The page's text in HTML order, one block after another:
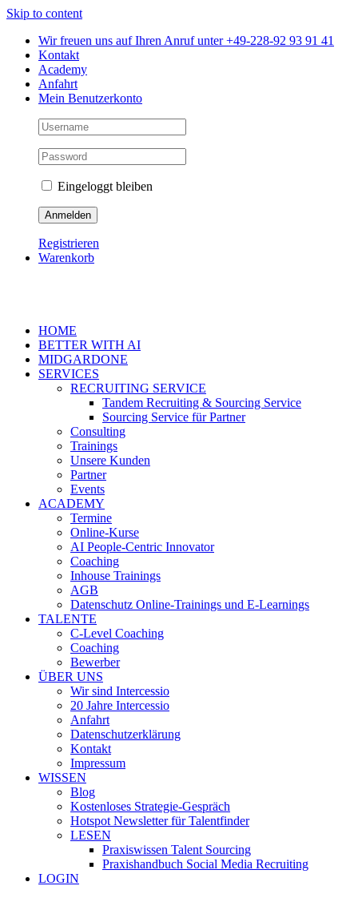
Skip to content
Wir freuen uns auf Ihren Anruf unter +49-228-92 93 91 41
Kontakt
Academy
Anfahrt
Mein Benutzerkonto
Eingeloggt bleiben
Registrieren
Warenkorb
HOME
BETTER WITH AI
MIDGARDONE
SERVICES
RECRUITING SERVICE
Tandem Recruiting & Sourcing Service
Sourcing Service für Partner
Consulting
Trainings
Unsere Kunden
Partner
Events
ACADEMY
Termine
Online-Kurse
AI People-Centric Innovator
Coaching
Inhouse Trainings
AGB
Datenschutz Online-Trainings und E-Learnings
TALENTE
C-Level Coaching
Coaching
Bewerber
ÜBER UNS
Wir sind Intercessio
20 Jahre Intercessio
Anfahrt
Datenschutzerklärung
Kontakt
Impressum
WISSEN
Blog
Kostenloses Strategie-Gespräch
Hotspot Newsletter für Talentfinder
LESEN
Praxiswissen Talent Sourcing
Praxishandbuch Social Media Recruiting
LOGIN